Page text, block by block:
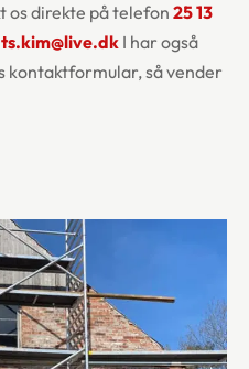
os direkte på telefon 25 13
ts.kim@live.dk I har også
kontaktformular, så vender